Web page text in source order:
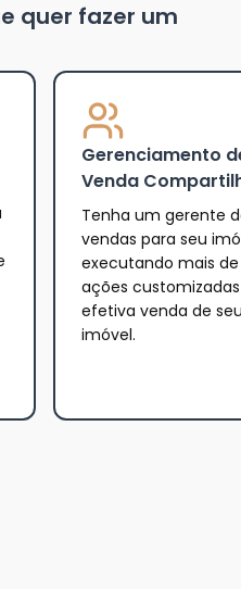
quer fazer um
Gerenciamento
Venda
Tenha um gerente
vendas para seu
executando mais
ações
efetiva venda de seu
imóvel.